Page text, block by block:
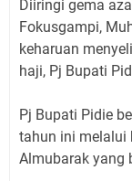
Diiringi gema
Fokusgampi,
keharuan
haji, Pj Bupati
Pj Bupati Pidie
tahun ini melalui
Almubarak yang